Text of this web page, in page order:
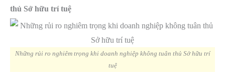
thủ Sở hữu trí tuệ
Những rủi ro nghiêm trọng khi doanh nghiệp không tuân thủ Sở hữu trí
tuệ